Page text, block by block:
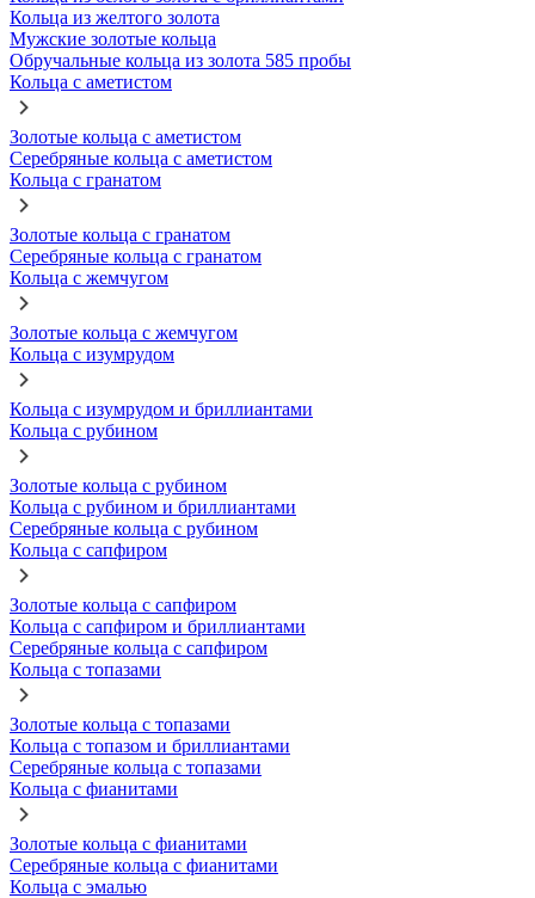
Кольца из желтого золота
Мужские золотые кольца
Обручальные кольца из золота 585 пробы
Кольца с аметистом
Золотые кольца с аметистом
Серебряные кольца с аметистом
Кольца с гранатом
Золотые кольца с гранатом
Серебряные кольца с гранатом
Кольца с жемчугом
Золотые кольца с жемчугом
Кольца с изумрудом
Кольца с изумрудом и бриллиантами
Кольца с рубином
Золотые кольца с рубином
Кольца с рубином и бриллиантами
Серебряные кольца с рубином
Кольца с сапфиром
Золотые кольца с сапфиром
Кольца с сапфиром и бриллиантами
Серебряные кольца с сапфиром
Кольца с топазами
Золотые кольца с топазами
Кольца с топазом и бриллиантами
Серебряные кольца с топазами
Кольца с фианитами
Золотые кольца с фианитами
Серебряные кольца с фианитами
Кольца с эмалью